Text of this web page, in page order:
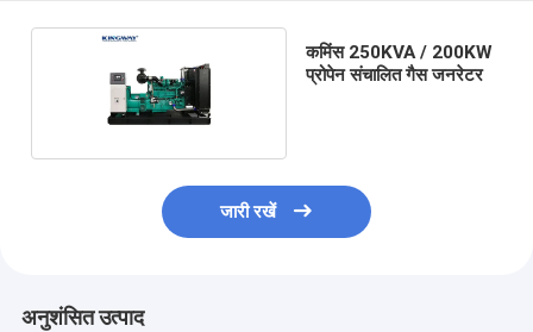
कमिंस 250KVA / 200KW
प्रोपेन संचालित गैस जनरेटर
जारी रखें
अनुशंसित उत्पाद